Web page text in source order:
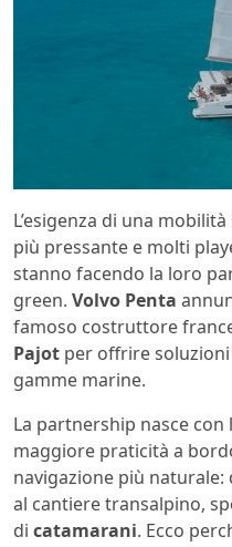
L’esigenza di una
più pressante e molti
stanno facendo la loro
green. Volvo Penta
famoso costruttore
Pajot per offrire
gamme marine.
La partnership nasce con
maggiore praticità a
navigazione più naturale:
al cantiere transalpino,
di catamarani. Ecco